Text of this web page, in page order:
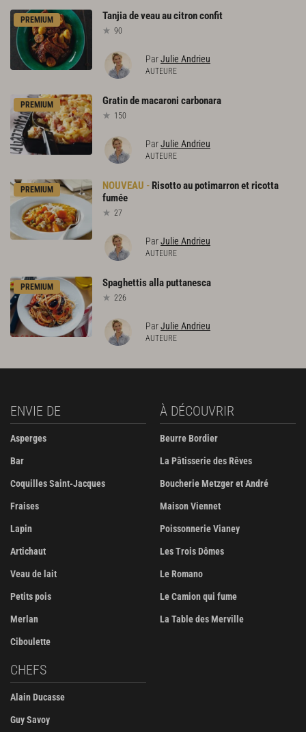
PREMIUM Tanjiadeveauaucitronconfit
90
ParJulie Andrieu
AUTEURE
PREMIUM Gratindemacaroni carbonara
150
ParJulie Andrieu
AUTEURE
PREMIUM Risottoaupotimarronetricotta
fumée
27
ParJulie Andrieu
AUTEURE
PREMIUM Spaghettisallaputtanesca
226
ParJulie Andrieu
AUTEURE
ENVIE DE
Asperges
Bar
Coquilles Saint-Jacques
Fraises
Lapin
Artichaut
Veau de lait
Petits pois
Merlan
Ciboulette
À DÉCOUVRIR
Beurre Bordier
La Pâtisserie des Rêves
Boucherie Metzger et André
Maison Viennet
Poissonnerie Vianey
Les Trois Dômes
Le Romano
Le Camion qui fume
La Table des Merville
CHEFS
Alain Ducasse
Guy Savoy